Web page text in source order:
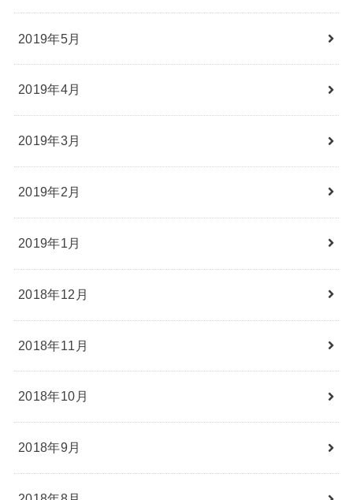
2019年5月
2019年4月
2019年3月
2019年2月
2019年1月
2018年12月
2018年11月
2018年10月
2018年9月